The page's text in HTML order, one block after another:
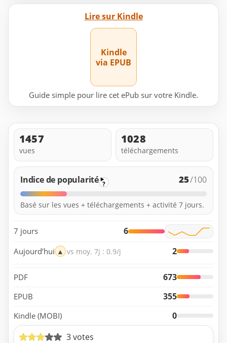
Lire sur Kindle
Kindle
via EPUB
Guide simple pour lire cet ePub sur votre Kindle.
1457
vues
1028
téléchargements
Indice de popularité ? 25/100
Basé sur les vues + téléchargements + activité 7 jours.
7 jours 6
Aujourd’hui ▲ vs moy. 7j : 0.9/j 2
PDF 673
EPUB 355
Kindle (MOBI)
0
3 votes